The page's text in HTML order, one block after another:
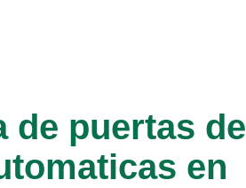
de puertas de
en